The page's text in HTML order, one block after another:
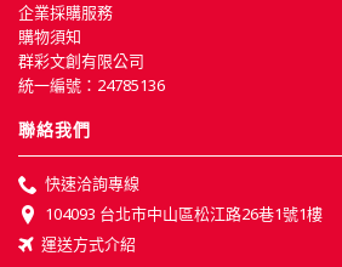
企業採購服務
購物須知
群彩文創有限公司
統一編號：24785136
聯絡我們
快速洽詢專線
104093 台北市中山區松江路26巷1號1樓
運送方式介紹